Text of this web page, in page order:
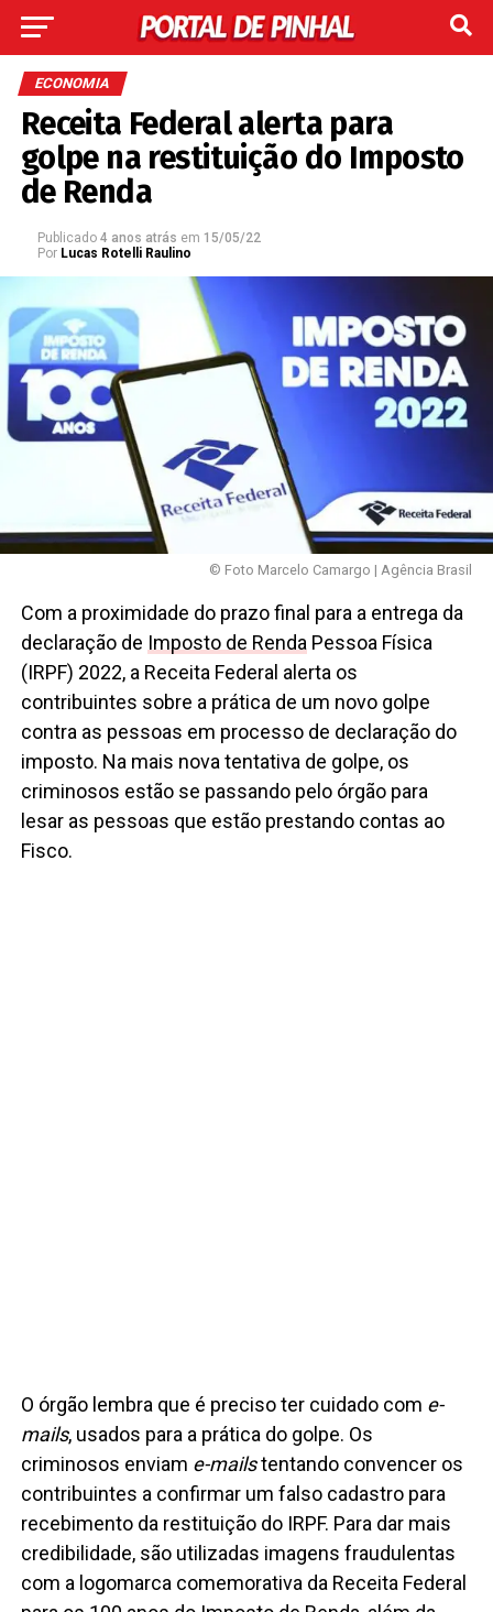
ECONOMIA
Receita Federal alerta para
golpe na restituição do Imposto
de Renda
Publicado 4 anos atrás em 15/05/22
Por Lucas Rotelli Raulino
© Foto Marcelo Camargo | Agência Brasil
Com a proximidade do prazo final para a entrega da
declaração de Imposto de RendaPessoa Física
(IRPF) 2022, a Receita Federal alerta os
contribuintes sobre a prática de um novo golpe
contra as pessoas em processo de declaração do
imposto. Na mais nova tentativa de golpe, os
criminosos estão se passando pelo órgão para
lesar as pessoas que estão prestando contas ao
Fisco.
O órgão lembra que é preciso ter cuidado com e-
mails, usados para a prática do golpe. Os
criminosos enviam e-mailstentando convencer os
contribuintes a confirmar um falso cadastro para
recebimento da restituição do IRPF. Para dar mais
credibilidade, são utilizadas imagens fraudulentas
com a logomarca comemorativa da Receita Federal